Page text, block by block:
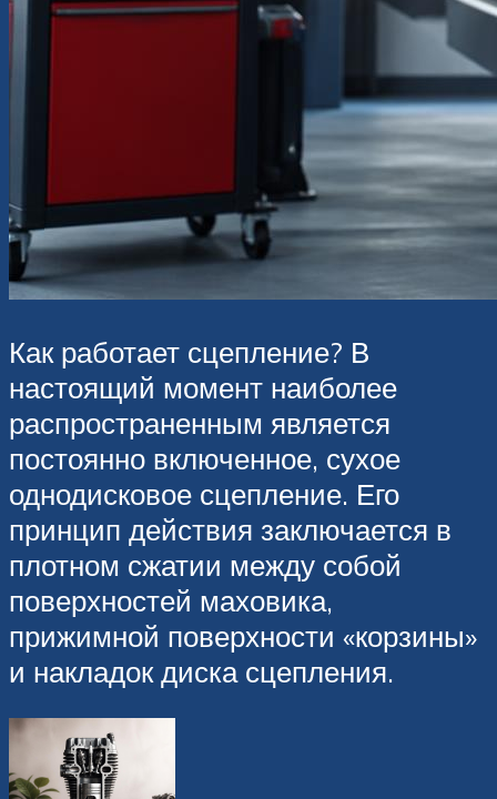
Как работает сцепление? В
настоящий момент наиболее
распространенным является
постоянно включенное, сухое
однодисковое сцепление. Его
принцип действия заключается в
плотном сжатии между собой
поверхностей маховика,
прижимной поверхности «корзины»
и накладок диска сцепления.